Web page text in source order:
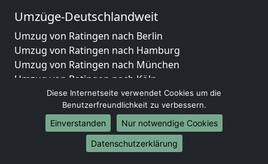
Umzüge-Deutschlandweit
Umzug von Ratingen nach Berlin
Umzug von Ratingen nach Hamburg
Umzug von Ratingen nach München
Umzug von Ratingen nach Köln
Umzug von Ratingen nach Frankfurt am Main
Umzug von Ratingen nach Stuttgart
Umzug von Ratingen nach Düsseldorf
Umzug von Ratingen nach Leipzig
Umzug von Ratingen nach Dortmund
Diese Internetseite verwendet Cookies um die
Benutzerfreundlichkeit zu verbessern.
Einverstanden
Nur notwendige Cookies
Datenschutzerklärung